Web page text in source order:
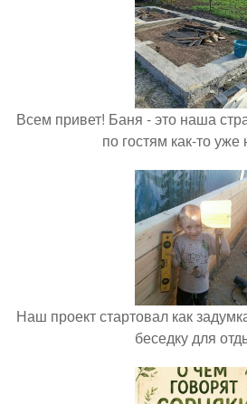
Всем привет! Баня - это наша
по гостям как-то уже
Наш проект стартовал как
беседку для